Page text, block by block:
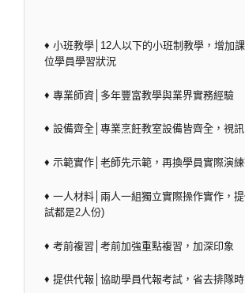
♦ 小班教學│12人以下的小班制教學，增加
位學員學習狀況
♦ 專業師資│多年豐富教學與業界實務經驗
♦ 設備齊全│專業烹飪教室設備皆齊全，視
♦ 示範實作│老師先示範，再換學員實際演
♦ 一人材料│兩人一組獨立實際操作實作，
試都是2人份)
♦ 考前複習│考前加強重點複習，加深印象
♦ 提供代報│協助學員代報考試，省去排隊